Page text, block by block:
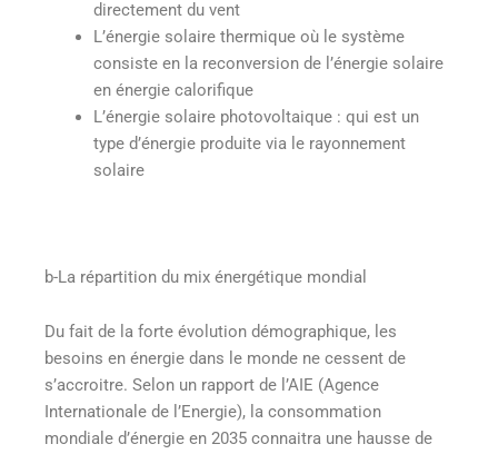
directement du vent
L’énergie solaire thermique où le système
consiste en la reconversion de l’énergie solaire
en énergie calorifique
L’énergie solaire photovoltaique : qui est un
type d’énergie produite via le rayonnement
solaire
b-La répartition du mix énergétique mondial
Du fait de la forte évolution démographique, les
besoins en énergie dans le monde ne cessent de
s’accroitre. Selon un rapport de l’AIE (Agence
Internationale de l’Energie), la consommation
mondiale d’énergie en 2035 connaitra une hausse de